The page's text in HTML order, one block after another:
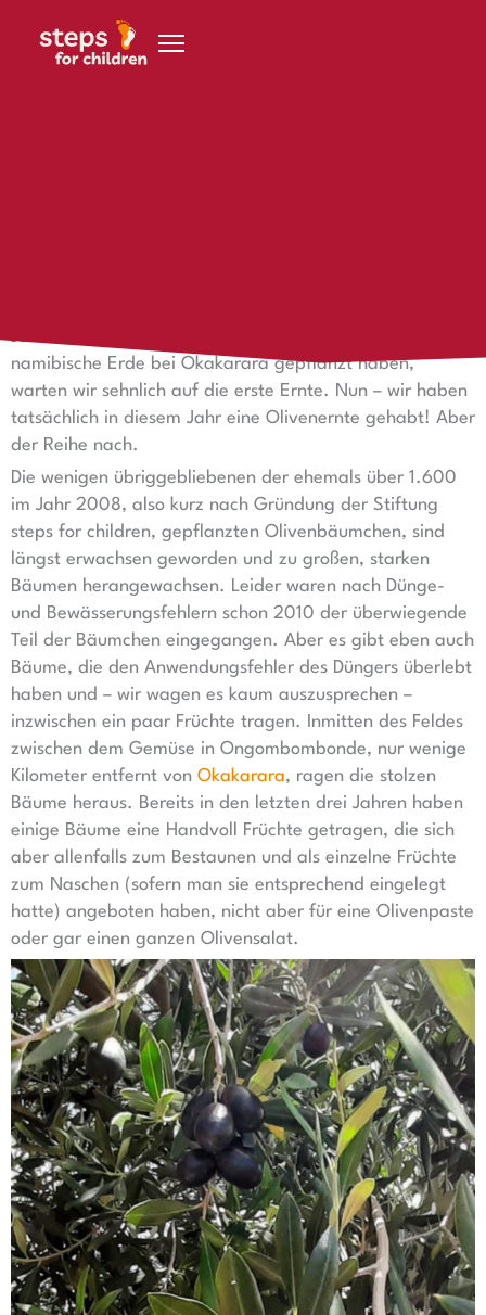
Jahren, seitdem wir kleine Olivenbäumchen in die
namibische Erde bei Okakarara gepflanzt haben,
warten wir sehnlich auf die erste Ernte. Nun – wir haben
tatsächlich in diesem Jahr eine Olivenernte gehabt! Aber
der Reihe nach.
Die wenigen übriggebliebenen der ehemals über 1.600
im Jahr 2008, also kurz nach Gründung der Stiftung
steps for children, gepflanzten Olivenbäumchen, sind
längst erwachsen geworden und zu großen, starken
Bäumen herangewachsen. Leider waren nach Dünge-
und Bewässerungsfehlern schon 2010 der überwiegende
Teil der Bäumchen eingegangen. Aber es gibt eben auch
Bäume, die den Anwendungsfehler des Düngers überlebt
haben und – wir wagen es kaum auszusprechen –
inzwischen ein paar Früchte tragen. Inmitten des Feldes
zwischen dem Gemüse in Ongombombonde, nur wenige
Kilometer entfernt von Okakarara, ragen die stolzen
Bäume heraus. Bereits in den letzten drei Jahren haben
einige Bäume eine Handvoll Früchte getragen, die sich
aber allenfalls zum Bestaunen und als einzelne Früchte
zum Naschen (sofern man sie entsprechend eingelegt
hatte) angeboten haben, nicht aber für eine Olivenpaste
oder gar einen ganzen Olivensalat.